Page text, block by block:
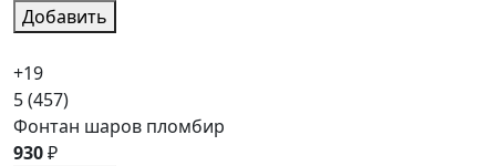
Добавить
+19
5(457)
Фонтан шаров пломбир
930₽